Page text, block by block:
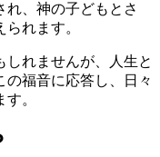
れ、神の子どもとさ
れます。
しれませんが、人生と
の福音に応答し、日々
。